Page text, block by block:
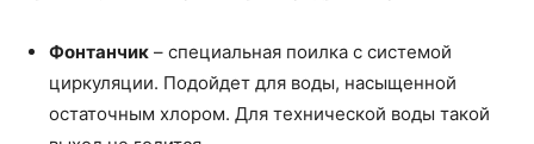
Фонтанчик – специальная поилка с системой
циркуляции. Подойдет для воды, насыщенной
остаточным хлором. Для технической воды такой